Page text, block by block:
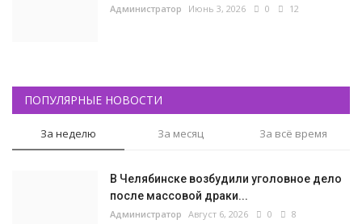
Администратор Июнь 3, 2026 0 12
ПОПУЛЯРНЫЕ НОВОСТИ
За неделю За месяц За всё время
В Челябинске возбудили уголовное дело
после массовой драки...
Администратор Август 6, 2026 0 8